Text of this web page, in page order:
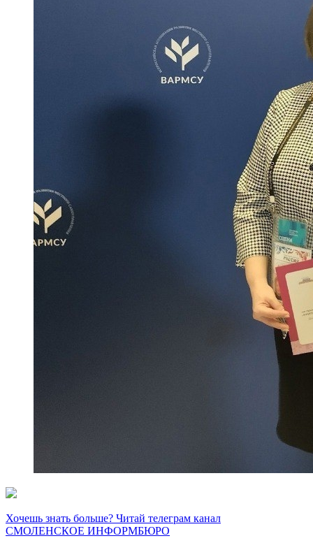
Хочешь знать больше? Читай телеграм канал
СМОЛЕНСКОЕ ИНФОРМБЮРО